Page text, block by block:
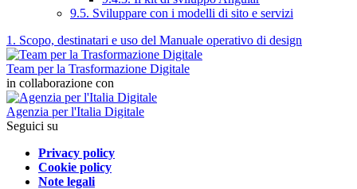
9.5. Sviluppare con i modelli di sito e servizi
1. Scopo, destinatari e uso del Manuale operativo di design
Team per la Trasformazione Digitale
in collaborazione con
Agenzia per l'Italia Digitale
Seguici su
Privacy policy
Cookie policy
Note legali